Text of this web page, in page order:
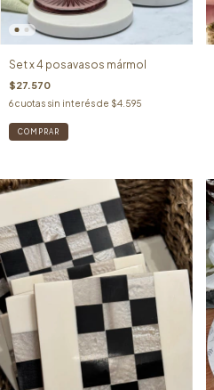
Set x 4 posavasos mármol
$27.570
6cuotas sin interés de $4.595